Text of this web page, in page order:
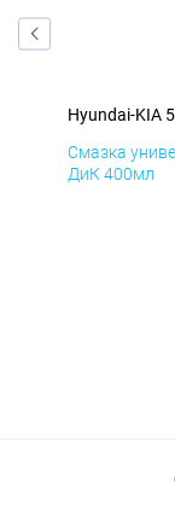
Hyundai-KIA
Смазка
ДиК 400мл